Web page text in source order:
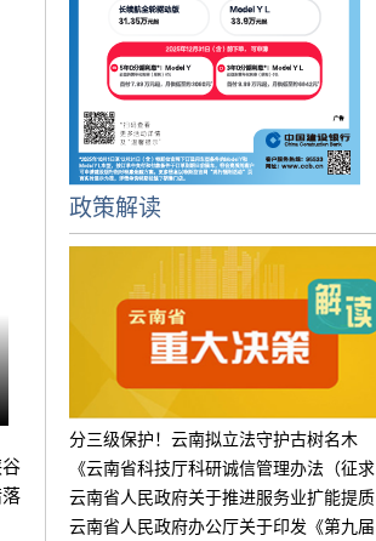
政策解读
分三级保护！云南拟立法守护古树名木
《云南省科技厅科研诚信管理办法（征求
意见
云南省人民政府关于推进服务业扩能提质
的实
云南省人民政府办公厅关于印发《第九届